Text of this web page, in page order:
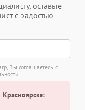
оставьте
с радостью
Вы соглашаетесь с
Красноярске: